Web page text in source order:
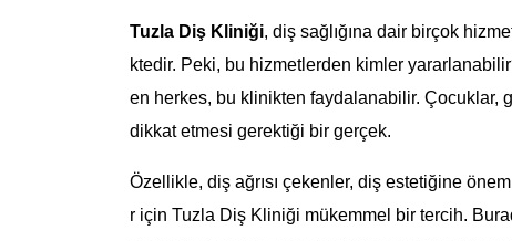
Tuzla Diş Kliniği, diş sağlığına dair birçok
ktedir. Peki, bu hizmetlerden kimler
en herkes, bu klinikten faydalanabilir. Çocuklar,
dikkat etmesi gerektiği bir gerçek.
Özellikle, diş ağrısı çekenler, diş estetiğine
r için Tuzla Diş Kliniği mükemmel bir tercih.